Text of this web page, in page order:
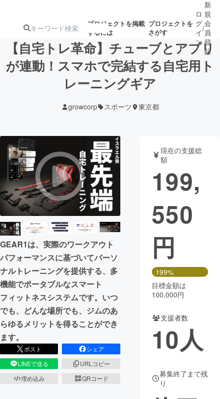
プロジェクトを掲載
するには
プロジェクトを
さがす
注目のリ 注目の新着プロ募集終了が近いプ
テクノロジー・ガジェット
映像・映画 書籍・雑誌
ビジネス・起業 チャレンジ
まちづくり・地域活性化
CAMPFIRE for Social Good
CAMPFIRE Creation
CAMPFIREふるさと納税
コミュニティ
ロ
グ
イ
ン
/
新
規
会
員
登
録
【自宅トレ革命】チューブとアプリ
が連動！スマホで完結する自宅用ト
レーニングギア
growcorp スポーツ 東京都
GEAR1は、実際のワークアウト
パフォーマンスに基づいてパーソ
ナルトレーニングを提供する、多
機能でポータブルなスマート
フィットネスシステムです。いつ
でも、どんな場所でも、ジムのあ
らゆるメリットを得ることができ
ます。
ポスト
シェア
LINEで送る
URLコピー
埋め込み
QRコード
現在の支援総
額
199,
550
円
199%
目標金額は
100,000円
支援者数
10人
募集終了まで残
り